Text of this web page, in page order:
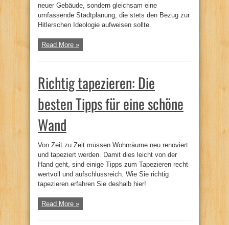
neuer Gebäude, sondern gleichsam eine
umfassende Stadtplanung, die stets den Bezug zur
Hitlerschen Ideologie aufweisen sollte.
Read More »
Richtig tapezieren: Die
besten Tipps für eine schöne
Wand
Von Zeit zu Zeit müssen Wohnräume neu renoviert
und tapeziert werden. Damit dies leicht von der
Hand geht, sind einige Tipps zum Tapezieren recht
wertvoll und aufschlussreich. Wie Sie richtig
tapezieren erfahren Sie deshalb hier!
Read More »